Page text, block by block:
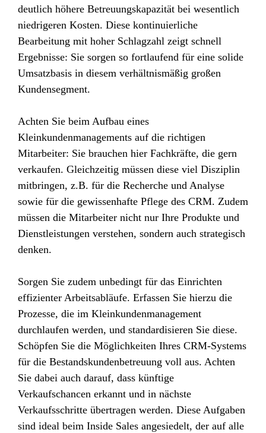
deutlich höhere Betreuungskapazität bei wesentlich
niedrigeren Kosten. Diese kontinuierliche
Bearbeitung mit hoher Schlagzahl zeigt schnell
Ergebnisse: Sie sorgen so fortlaufend für eine solide
Umsatzbasis in diesem verhältnismäßig großen
Kundensegment.
Achten Sie beim Aufbau eines
Kleinkundenmanagements auf die richtigen
Mitarbeiter: Sie brauchen hier Fachkräfte, die gern
verkaufen. Gleichzeitig müssen diese viel Disziplin
mitbringen, z.B. für die Recherche und Analyse
sowie für die gewissenhafte Pflege des CRM. Zudem
müssen die Mitarbeiter nicht nur Ihre Produkte und
Dienstleistungen verstehen, sondern auch strategisch
denken.
Sorgen Sie zudem unbedingt für das Einrichten
effizienter Arbeitsabläufe. Erfassen Sie hierzu die
Prozesse, die im Kleinkundenmanagement
durchlaufen werden, und standardisieren Sie diese.
Schöpfen Sie die Möglichkeiten Ihres CRM-Systems
für die Bestandskundenbetreuung voll aus. Achten
Sie dabei auch darauf, dass künftige
Verkaufschancen erkannt und in nächste
Verkaufsschritte übertragen werden. Diese Aufgaben
sind ideal beim Inside Sales angesiedelt, der auf alle